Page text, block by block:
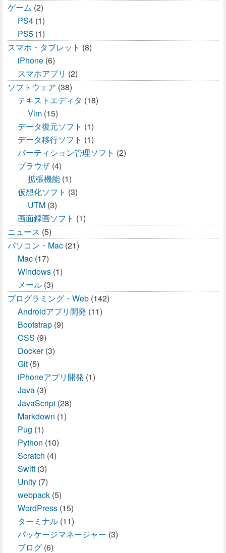
ゲーム (2)
PS4 (1)
PS5 (1)
スマホ・タブレット (8)
iPhone (6)
スマホアプリ (2)
ソフトウェア (38)
テキストエディタ (18)
Vim (15)
データ復元ソフト (1)
データ移行ソフト (1)
パーティション管理ソフト (2)
ブラウザ (4)
拡張機能 (1)
仮想化ソフト (3)
UTM (3)
画面録画ソフト (1)
ニュース (5)
パソコン・Mac (21)
Mac (17)
Windows (1)
メール (3)
プログラミング・Web (142)
Androidアプリ開発 (11)
Bootstrap (9)
CSS (9)
Docker(3)
Git (5)
iPhoneアプリ開発 (1)
Java (3)
JavaScript (28)
Markdown (1)
Pug (1)
Python (10)
Scratch (4)
Swift (3)
Unity (7)
webpack (5)
WordPress (15)
ターミナル (11)
パッケージマネージャー (3)
ブログ (6)